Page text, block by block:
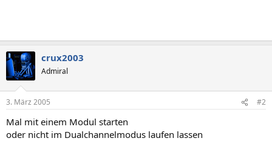
crux2003
Admiral
3. März 2005 #2
Mal mit einem Modul starten
oder nicht im Dualchannelmodus laufen lassen